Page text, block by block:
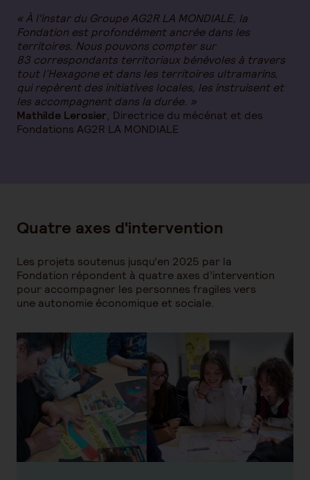
« À l'instar du Groupe AG2R LA MONDIALE, la
Fondation est profondément ancrée dans les
territoires. Nous pouvons compter sur
83 correspondants territoriaux bénévoles à travers
tout l’Hexagone et dans les territoires ultramarins,
qui repèrent des initiatives locales, les instruisent et
les accompagnent dans la durée. »
Mathilde Lerosier, Directrice du mécénat et des
Fondations AG2R LA MONDIALE
Quatre axes d'intervention
Les projets soutenus jusqu’en 2025 par la
Fondation répondent à quatre axes d’intervention
pour accompagner les personnes fragiles vers
une autonomie économique et sociale.